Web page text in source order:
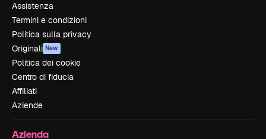
Assistenza
Termini e condizioni
Politica sulla privacy
Originali New
Politica dei cookie
Centro di fiducia
Affiliati
Aziende
Azienda